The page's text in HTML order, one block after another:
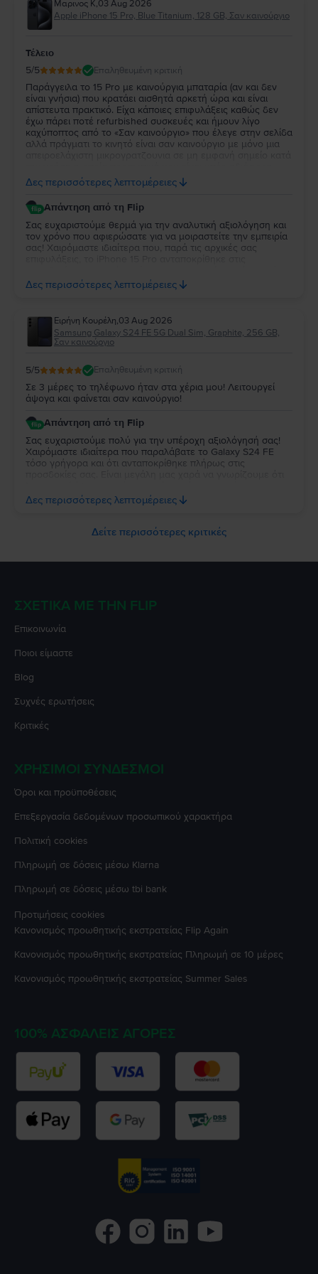
Μαρινος Κ,03 Aug 2026
Apple iPhone 15 Pro, Blue Titanium, 128 GB, Σαν καινούργιο
Τέλειο
5/5 Επαληθευμένη κριτική
Παράγγειλα το 15 Pro με καινούργια μπαταρία (αν και δεν
είναι γνήσια) που κρατάει αισθητά αρκετή ώρα και είναι
απίστευτα πρακτικό. Είχα κάποιες επιφυλάξεις καθώς δεν
έχω πάρει ποτέ refurbished συσκευές και ήμουν λίγο
καχύποπτος από το «Σαν καινούργιο» που έλεγε στην σελίδα
αλλά πράγματι το κινητό είναι σαν καινούργιο με μόνο μια
Κατά τα άλλα το κινητό λειτουργεί όπως θα έπρεπε, η οθόνη
είναι απίστευτη και η κάμερες εξίσου τέλειες. Έχω διαβάσει
από άλλα σχόλια με κακές κριτικές ότι τα κινητά που τους
έστελναν είχαν κάποια δυσλειτουργία είτε με τον έναν είτε
με τον άλλον τρόπο αλλά εγώ προσωπικά πιστεύω το κινητό
λειτουργεί άψογα και χωρίς την παραμικρή δυσλειτουργία.
Δες περισσότερες λεπτομέρειες
Απάντηση από τη Flip
Σας ευχαριστούμε θερμά για την αναλυτική αξιολόγηση και
τον χρόνο που αφιερώσατε για να μοιραστείτε την εμπειρία
σας! Χαιρόμαστε ιδιαίτερα που, παρά τις αρχικές σας
την κατάστασή της όσο και από την απόδοσή της. Η
εμπιστοσύνη σας και τα σχόλιά σας είναι ιδιαίτερα σημαντικά
προσφέρουμε την καλύτερη δυνατή εμπειρία στους πελάτες
μας. Σας ευχαριστούμε που επιλέξατε τη Flip και σας
ευχόμαστε να χαρείτε τη συσκευή σας για πολύ καιρό!
Δες περισσότερες λεπτομέρειες
Ειρήνη Κουρέλη,03 Aug 2026
Samsung Galaxy S24 FE 5G Dual Sim, Graphite, 256 GB,
Σαν καινούργιο
5/5 Επαληθευμένη κριτική
Σε 3 μέρες το τηλέφωνο ήταν στα χέρια μου! Λειτουργεί
άψογα και φαίνεται σαν καινούργιο!
Απάντηση από τη Flip
Σας ευχαριστούμε πολύ για την υπέροχη αξιολόγησή σας!
Χαιρόμαστε ιδιαίτερα που παραλάβατε το Galaxy S24 FE
τόσο γρήγορα και ότι ανταποκρίθηκε πλήρως στις
απόλυτα ικανοποιημένη. Σας ευχαριστούμε για την
εμπιστοσύνη σας και σας ευχόμαστε να χαρείτε τη νέα σας
Δες περισσότερες λεπτομέρειες
Δείτε περισσότερες κριτικές
ΣΧΕΤΙΚΆ ΜΕ ΤΗΝ FLIP
Επικοινωνία
Ποιοι είμαστε
Blog
Συχνές ερωτήσεις
Κριτικές
ΧΡΉΣΙΜΟΙ ΣΎΝΔΕΣΜΟΙ
Όροι και προϋποθέσεις
Επεξεργασία δεδομένων προσωπικού χαρακτήρα
Πολιτική cookies
Πληρωμή σε δόσεις μέσω Klarna
Πληρωμή σε δόσεις μέσω tbi bank
Προτιμήσεις cookies
Κανονισμός προωθητικής εκστρατείας Flip Again
Κανονισμός προωθητικής εκστρατείας Πληρωμή σε 10 μέρες
Κανονισμός προωθητικής εκστρατείας Summer Sales
100% ΑΣΦΑΛΕΊΣ ΑΓΟΡΈΣ